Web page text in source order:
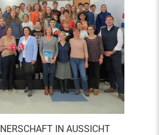
IN AUSSICHT